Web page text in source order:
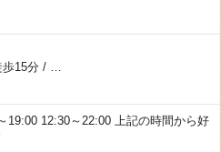
15分/
19:00 12:30～22:00 上記の時間から好